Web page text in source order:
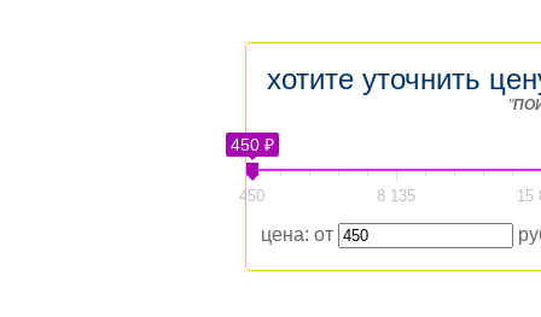
хотите уточнить
"
450 ₽
450 8 135 15
цена: от